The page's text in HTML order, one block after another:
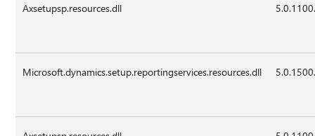
Axsetupsp.resources.dll
Microsoft.dynamics.setup.reportingservices.resources.dll